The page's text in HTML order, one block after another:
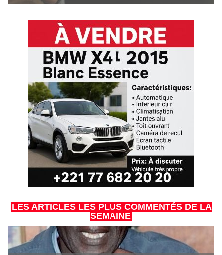
LES ARTICLES LES PLUS COMMENTÉS DE LA
SEMAINE